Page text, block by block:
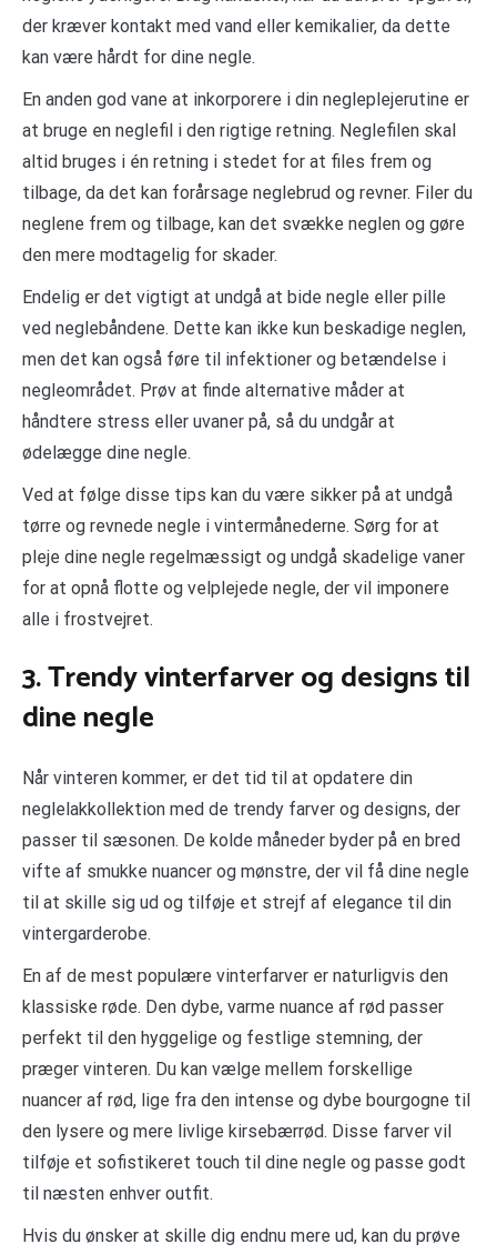
der kræver kontakt med vand eller kemikalier, da dette
kan være hårdt for dine negle.
En anden god vane at inkorporere i din negleplejerutine er
at bruge en neglefil i den rigtige retning. Neglefilen skal
altid bruges i én retning i stedet for at files frem og
tilbage, da det kan forårsage neglebrud og revner. Filer du
neglene frem og tilbage, kan det svække neglen og gøre
den mere modtagelig for skader.
Endelig er det vigtigt at undgå at bide negle eller pille
ved neglebåndene. Dette kan ikke kun beskadige neglen,
men det kan også føre til infektioner og betændelse i
negleområdet. Prøv at finde alternative måder at
håndtere stress eller uvaner på, så du undgår at
ødelægge dine negle.
Ved at følge disse tips kan du være sikker på at undgå
tørre og revnede negle i vintermånederne. Sørg for at
pleje dine negle regelmæssigt og undgå skadelige vaner
for at opnå flotte og velplejede negle, der vil imponere
alle i frostvejret.
3. Trendy vinterfarver og designs til
dine negle
Når vinteren kommer, er det tid til at opdatere din
neglelakkollektion med de trendy farver og designs, der
passer til sæsonen. De kolde måneder byder på en bred
vifte af smukke nuancer og mønstre, der vil få dine negle
til at skille sig ud og tilføje et strejf af elegance til din
vintergarderobe.
En af de mest populære vinterfarver er naturligvis den
klassiske røde. Den dybe, varme nuance af rød passer
perfekt til den hyggelige og festlige stemning, der
præger vinteren. Du kan vælge mellem forskellige
nuancer af rød, lige fra den intense og dybe bourgogne til
den lysere og mere livlige kirsebærrød. Disse farver vil
tilføje et sofistikeret touch til dine negle og passe godt
til næsten enhver outfit.
Hvis du ønsker at skille dig endnu mere ud, kan du prøve